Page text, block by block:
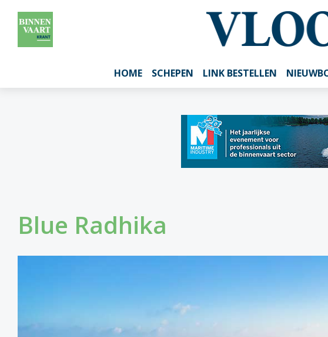
HOME SCHEPEN LINK BESTELLEN
Blue Radhika